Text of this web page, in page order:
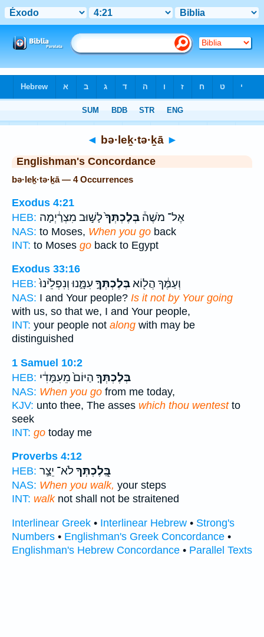
◄ bə·leḵ·tə·ḵā ►
Englishman's Concordance
bə·leḵ·tə·ḵā — 4 Occurrences
Exodus 4:21
HEB:
אֶל־ מֹשֶׁה֒ בְּלֶכְתְּךָ֙לָשׁ֣וּב מִצְרַ֔יְמָה
NAS: to Moses, When you go back
INT: to Moses go back to Egypt
Exodus 33:16
HEB:
וְעַמֶּ֔ךָ הֲל֖וֹאבְּלֶכְתְּךָ֣ עִמָּ֑נוּ וְנִפְלֵ֙ינוּ֙
NAS: I and Your people? Is it not by Your going
with us, so that we, I and Your people,
INT: your people not along with may be
distinguished
1 Samuel 10:2
HEB:
בְּלֶכְתְּךָ֤ הַיּוֹם֙ מֵעִמָּדִ֔י
NAS: When you go from me today,
KJV: unto thee, The asses which thou wentestto
seek
INT: go today me
Proverbs 4:12
HEB:
בְּֽ֭לֶכְתְּךָלֹא־ יֵצַ֣ר
NAS: When you walk, your steps
INT: walknot shall not be straitened
Interlinear Greek • Interlinear Hebrew • Strong's
Numbers • Englishman's Greek Concordance •
Englishman's Hebrew Concordance • Parallel Texts